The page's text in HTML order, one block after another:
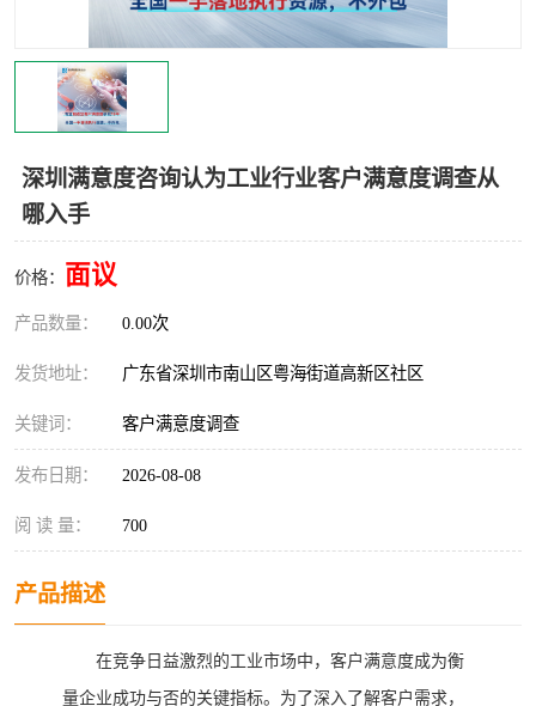
深圳满意度咨询认为工业行业客户满意度调查从
哪入手
价格： 面议
产品数量： 0.00次
发货地址： 广东省深圳市南山区粤海街道高新区社区
关键词： 客户满意度调查
发布日期： 2026-08-08
阅 读 量： 700
产品描述
在竞争日益激烈的工业市场中，客户满意度成为衡
量企业成功与否的关键指标。为了深入了解客户需求，